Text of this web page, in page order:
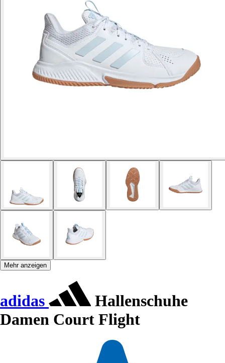
Mehr anzeigen
adidas
Hallenschuhe
Damen Court Flight